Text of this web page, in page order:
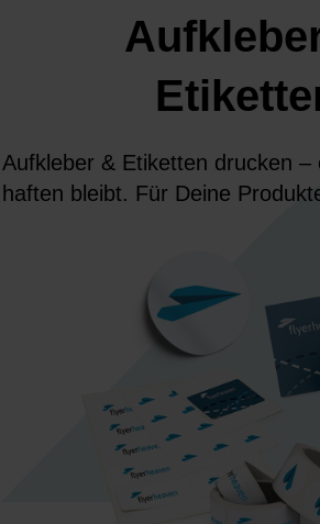
Aufkleber & Etiketten drucken –
haften bleibt. Für Deine